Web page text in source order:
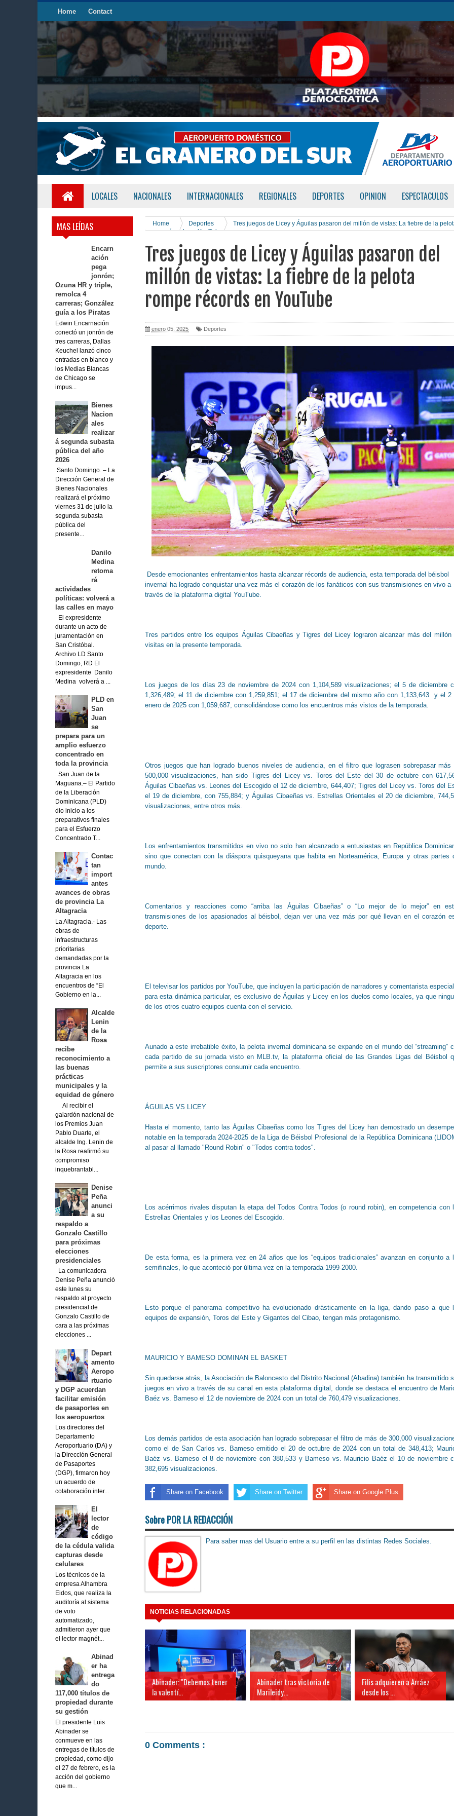
Home Contact
LOCALES NACIONALES INTERNACIONALES REGIONALES DEPORTES OPINION ESPECTACULOS
MAS LEÍDAS
Encarn
ación
pega
jonrón;
Ozuna HR y triple,
remolca 4
carreras; González
guía a los Piratas
Edwin Encarnación
conectó un jonrón de
tres carreras, Dallas
Keuchel lanzó cinco
entradas en blanco y
los Medias Blancas
de Chicago se
impus...
Bienes
Nacion
ales
realizar
á segunda subasta
pública del año
2026
Santo Domingo. – La
Dirección General de
Bienes Nacionales
realizará el próximo
viernes 31 de julio la
segunda subasta
pública del
presente...
Danilo
Medina
retoma
rá
actividades
políticas: volverá a
las calles en mayo
El expresidente
durante un acto de
juramentación en
San Cristóbal.
Archivo LD Santo
Domingo, RD El
expresidente Danilo
Medina volverá a ...
PLD en
San
Juan
se
prepara para un
amplio esfuerzo
concentrado en
toda la provincia
San Juan de la
Maguana.– El Partido
de la Liberación
Dominicana (PLD)
dio inicio a los
preparativos finales
para el Esfuerzo
Concentrado T...
Contac
tan
import
antes
avances de obras
de provincia La
Altagracia
La Altagracia.- Las
obras de
infraestructuras
prioritarias
demandadas por la
provincia La
Altagracia en los
encuentros de “El
Gobierno en la...
Alcalde
Lenin
de la
Rosa
recibe
reconocimiento a
las buenas
prácticas
municipales y la
equidad de género
Al recibir el
galardón nacional de
los Premios Juan
Pablo Duarte, el
alcalde Ing. Lenin de
la Rosa reafirmó su
compromiso
inquebrantabl...
Denise
Peña
anunci
a su
respaldo a
Gonzalo Castillo
para próximas
elecciones
presidenciales
La comunicadora
Denise Peña anunció
este lunes su
respaldo al proyecto
presidencial de
Gonzalo Castillo de
cara a las próximas
elecciones ...
Depart
amento
Aeropo
rtuario
y DGP acuerdan
facilitar emisión
de pasaportes en
los aeropuertos
Los directores del
Departamento
Aeroportuario (DA) y
la Dirección General
de Pasaportes
(DGP), firmaron hoy
un acuerdo de
colaboración inter...
El
lector
de
código
de la cédula valida
capturas desde
celulares
Los técnicos de la
empresa Alhambra
Eidos, que realiza la
auditoría al sistema
de voto
automatizado,
admitieron ayer que
el lector magnét...
Abinad
er ha
entrega
do
117,000 títulos de
propiedad durante
su gestión
El presidente Luis
Abinader se
conmueve en las
entregas de títulos de
propiedad, como dijo
el 27 de febrero, es la
acción del gobierno
que m...
Home Deportes
Tres juegos de Licey y Águilas pasaron del millón de vistas: La fiebre de la
rompe récords en YouTube
Tres juegos de Licey y Águilas pasaron del
millón de vistas: La fiebre de la pelota
rompe récords en YouTube
enero 05, 2025 Deportes
Desde emocionantes enfrentamientos hasta alcanzar récords de audiencia, esta temporada del béisbol
invernal ha logrado conquistar una vez más el corazón de los fanáticos con sus transmisiones en vivo a
través de la plataforma digital YouTube.
Tres partidos entre los equipos Águilas Cibaeñas y Tigres del Licey lograron alcanzar más del millón
visitas en la presente temporada.
Los juegos de los días 23 de noviembre de 2024 con 1,104,589 visualizaciones; el 5 de diciembre
1,326,489; el 11 de diciembre con 1,259,851; el 17 de diciembre del mismo año con 1,133,643 y el 2
enero de 2025 con 1,059,687, consolidándose como los encuentros más vistos de la temporada.
Otros juegos que han logrado buenos niveles de audiencia, en el filtro que lograsen sobrepasar más
500,000 visualizaciones, han sido Tigres del Licey vs. Toros del Este del 30 de octubre con
Águilas Cibaeñas vs. Leones del Escogido el 12 de diciembre, 644,407; Tigres del Licey vs. Toros del
el 19 de diciembre, con 755,884; y Águilas Cibaeñas vs. Estrellas Orientales el 20 de diciembre,
visualizaciones, entre otros más.
Los enfrentamientos transmitidos en vivo no solo han alcanzado a entusiastas en República
sino que conectan con la diáspora quisqueyana que habita en Norteamérica, Europa y otras partes
mundo.
Comentarios y reacciones como “arriba las Águilas Cibaeñas” o “Lo mejor de lo mejor” en
transmisiones de los apasionados al béisbol, dejan ver una vez más por qué llevan en el corazón
deporte.
El televisar los partidos por YouTube, que incluyen la participación de narradores y comentarista
para esta dinámica particular, es exclusivo de Águilas y Licey en los duelos como locales, ya que
de los otros cuatro equipos cuenta con el servicio.
Aunado a este irrebatible éxito, la pelota invernal dominicana se expande en el mundo del “streaming”
cada partido de su jornada visto en MLB.tv, la plataforma oficial de las Grandes Ligas del Béisbol
permite a sus suscriptores consumir cada encuentro.
ÁGUILAS VS LICEY
Hasta el momento, tanto las Águilas Cibaeñas como los Tigres del Licey han demostrado un
notable en la temporada 2024-2025 de la Liga de Béisbol Profesional de la República Dominicana
al pasar al llamado "Round Robin" o "Todos contra todos".
Los acérrimos rivales disputan la etapa del Todos Contra Todos (o round robin), en competencia con
Estrellas Orientales y los Leones del Escogido.
De esta forma, es la primera vez en 24 años que los “equipos tradicionales” avanzan en conjunto a
semifinales, lo que aconteció por última vez en la temporada 1999-2000.
Esto porque el panorama competitivo ha evolucionado drásticamente en la liga, dando paso a que
equipos de expansión, Toros del Este y Gigantes del Cibao, tengan más protagonismo.
MAURICIO Y BAMESO DOMINAN EL BASKET
Sin quedarse atrás, la Asociación de Baloncesto del Distrito Nacional (Abadina) también ha transmitido
juegos en vivo a través de su canal en esta plataforma digital, donde se destaca el encuentro de
Baéz vs. Bameso el 12 de noviembre de 2024 con un total de 760,479 visualizaciones.
Los demás partidos de esta asociación han logrado sobrepasar el filtro de más de 300,000
como el de San Carlos vs. Bameso emitido el 20 de octubre de 2024 con un total de 348,413;
Baéz vs. Bameso el 8 de noviembre con 380,533 y Bameso vs. Mauricio Baéz el 10 de noviembre
382,695 visualizaciones.
Share on Facebook Share on Twitter Share on Google Plus
Sobre POR LA REDACCIÓN
Para saber mas del Usuario entre a su perfil en las distintas Redes Sociales.
NOTICIAS RELACIONADAS
Abinader: "Debemos tener
la valentí...
Abinader tras victoria de
Marileidy...
Filis adquieren a Arráez
desde los ...
0 Comments :